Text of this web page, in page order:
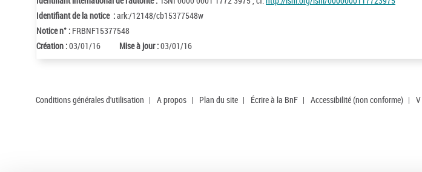
Identifiant de la notice :ark:/12148/cb15377548w
Notice n° : FRBNF15377548
Création :03/01/16 Mise à jour :03/01/16
Conditions générales d'utilisation | A propos | Plan du site | Écrire à la BnF | Accessibilité (non conforme) |